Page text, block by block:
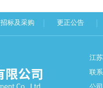
招标及采购 更正公告
江
联